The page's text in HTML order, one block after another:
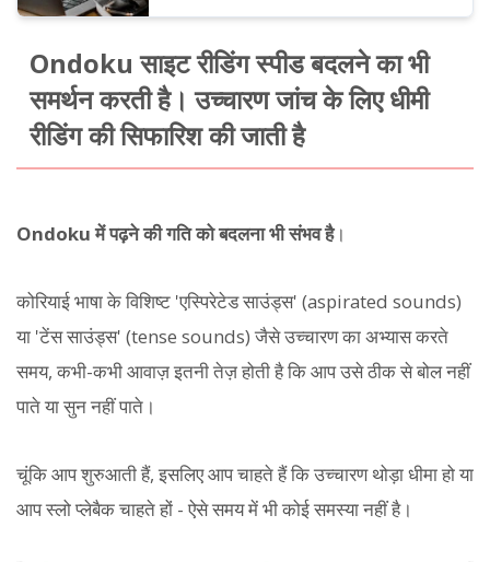
Ondoku साइट रीडिंग स्पीड बदलने का भी
समर्थन करती है। उच्चारण जांच के लिए धीमी
रीडिंग की सिफारिश की जाती है
Ondoku में पढ़ने की गति को बदलना भी संभव है।
कोरियाई भाषा के विशिष्ट 'एस्पिरेटेड साउंड्स' (aspirated sounds)
या 'टेंस साउंड्स' (tense sounds) जैसे उच्चारण का अभ्यास करते
समय, कभी-कभी आवाज़ इतनी तेज़ होती है कि आप उसे ठीक से बोल नहीं
पाते या सुन नहीं पाते।
चूंकि आप शुरुआती हैं, इसलिए आप चाहते हैं कि उच्चारण थोड़ा धीमा हो या
आप स्लो प्लेबैक चाहते हों - ऐसे समय में भी कोई समस्या नहीं है।